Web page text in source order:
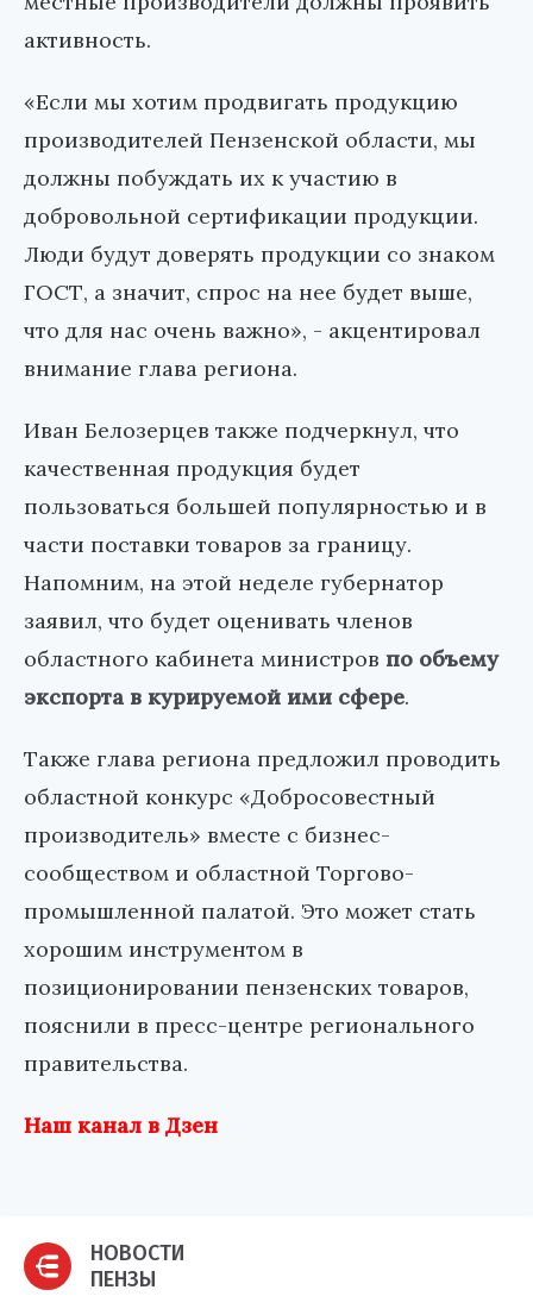
активность.
«Если мы хотим продвигать продукцию
производителей Пензенской области, мы
должны побуждать их к участию в
добровольной сертификации продукции.
Люди будут доверять продукции со знаком
ГОСТ, а значит, спрос на нее будет выше,
что для нас очень важно», - акцентировал
внимание глава региона.
Иван Белозерцев также подчеркнул, что
качественная продукция будет
пользоваться большей популярностью и в
части поставки товаров за границу.
Напомним, на этой неделе губернатор
заявил, что будет оценивать членов
областного кабинета министров по объему
экспорта в курируемой ими сфере.
Также глава региона предложил проводить
областной конкурс «Добросовестный
производитель» вместе с бизнес-
сообществом и областной Торгово-
промышленной палатой. Это может стать
хорошим инструментом в
позиционировании пензенских товаров,
пояснили в пресс-центре регионального
правительства.
Наш канал в Дзен
НОВОСТИ
ПЕНЗЫ